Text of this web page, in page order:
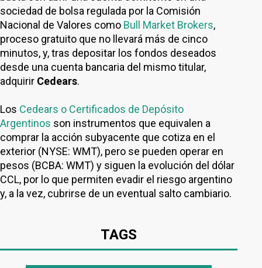
sociedad de bolsa regulada por la Comisión
Nacional de Valores como Bull Market Brokers,
proceso gratuito que no llevará más de cinco
minutos, y, tras depositar los fondos deseados
desde una cuenta bancaria del mismo titular,
adquirir Cedears.
Los Cedears o Certificados de Depósito
Argentinos son instrumentos que equivalen a
comprar la acción subyacente que cotiza en el
exterior (NYSE: WMT), pero se pueden operar en
pesos (BCBA: WMT) y siguen la evolución del dólar
CCL, por lo que permiten evadir el riesgo argentino
y, a la vez, cubrirse de un eventual salto cambiario.
TAGS